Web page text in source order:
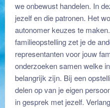
we onbewust handelen. In
jezelf en die patronen. Het
autonomer keuzes te
familieopstelling zet je de
representanten voor jouw
onderzoeken samen welke
belangrijk zijn. Bij een
delen op van je eigen
in gesprek met jezelf.